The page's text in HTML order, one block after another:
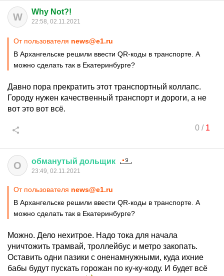
W Why Not?!
22:58, 02.11.2021
От пользователя news@e1.ru
В Архангельске решили ввести QR-коды в транспорте. А
можно сделать так в Екатеринбурге?
Давно пора прекратить этот транспортный коллапс.
Городу нужен качественный транспорт и дороги, а не
вот это вот всё.
0/ 1
О обманутый дольщик
23:49, 02.11.2021
От пользователя news@e1.ru
В Архангельске решили ввести QR-коды в транспорте. А
можно сделать так в Екатеринбурге?
Можно. Дело нехитрое. Надо тока для начала
уничтожить трамвай, троллейбус и метро закопать.
Оставить одни пазики с оненамнужными, куда ихние
бабы будут пускать горожан по ку-ку-коду. И будет всё